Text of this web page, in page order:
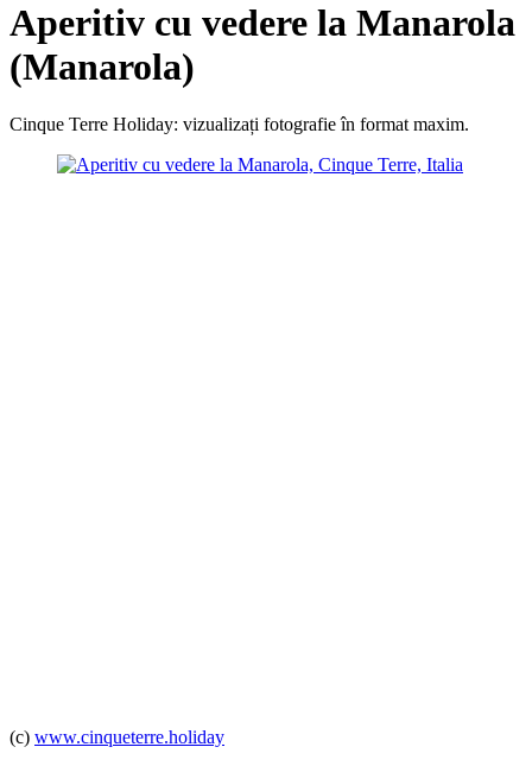
Aperitiv cu vedere la Manarola
(Manarola)
Cinque Terre Holiday: vizualizați fotografie în format maxim.
(c) www.cinqueterre.holiday